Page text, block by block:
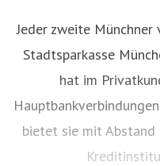
Jeder zweite
Stadtsparkasse
hat im
bietet sie mit